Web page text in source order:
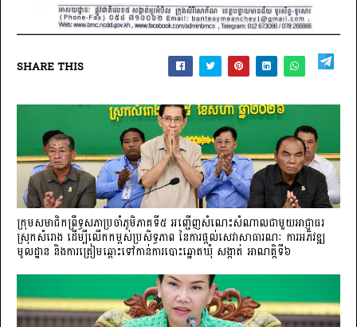
SHARE THIS
ក្រុមសមាជិកព្រឹទ្ធសភាប្រចាំភូមិភាគទី៥ អញ្ជើញសំណេះសំណាលជាមួយអាជ្ញាធរ
ស្រុកសំរោង ដើម្បីលើកកម្ពស់ប្រសិទ្ធភាព នៃការផ្តល់សេវាសាធារណៈ ការអភិវឌ្ឍ
មូលដ្ឋាន និងការត្រៀមឆ្ពោះទៅកាន់ការបោះឆ្នោតឃុំ សង្កាត់ អាណត្តិទី៦